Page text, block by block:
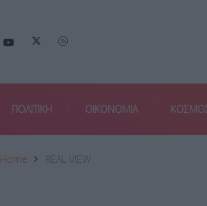
ΠΟΛΙΤΙΚΗ ΟΙΚΟΝΟΜΙΑ
Home REAL VIEW